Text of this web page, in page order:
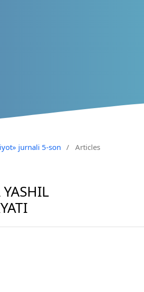
jurnali 5-son / Articles